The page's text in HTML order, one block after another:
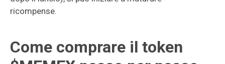
ricompense.
Come comprare il token